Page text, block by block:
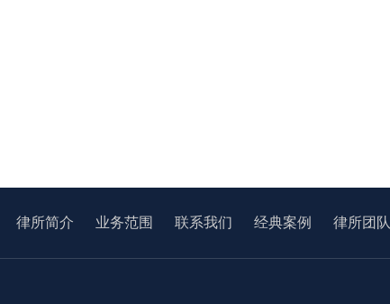
律所简介 业务范围 联系我们 经典案例 律所团队